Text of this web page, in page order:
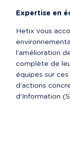
Expertise en
Hetix vous
l’amélioration
complète de
équipes sur
d’actions
d’Information